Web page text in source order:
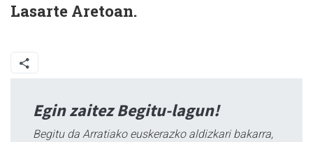
Lasarte Aretoan.
Egin zaitez Begitu-lagun!
Begitu da Arratiako euskerazko aldizkari bakarra,